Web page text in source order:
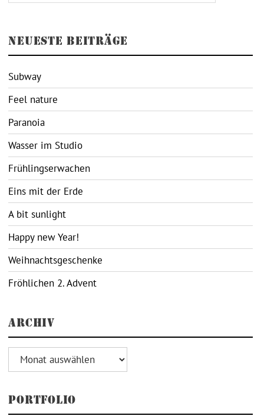
NEUESTE BEITRÄGE
Subway
Feel nature
Paranoia
Wasser im Studio
Frühlingserwachen
Eins mit der Erde
A bit sunlight
Happy new Year!
Weihnachtsgeschenke
Fröhlichen 2. Advent
ARCHIV
Archiv
PORTFOLIO